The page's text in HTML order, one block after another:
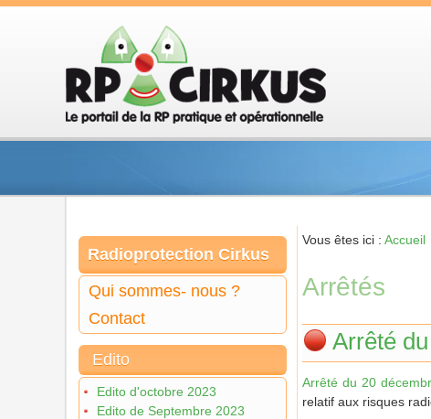
Radioprotection Cirkus
Qui sommes- nous ?
Contact
Edito
Edito d'octobre 2023
Edito de Septembre 2023
Vous êtes ici : Accueil
Arrêtés
Arrêté
Arrêté du 20
relatif aux risques